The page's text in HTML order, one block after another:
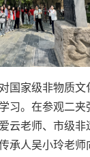
国家级非物质文
习。在参观二夹
云老师、市级非
承人吴小玲老师